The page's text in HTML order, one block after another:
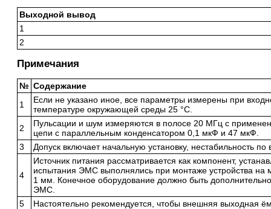
Выходной вывод
1
2
Примечания
№ Содержание
1
Если не указано иное, все параметры измерены при
температуре окружающей среды 25 °C.
2
Пульсации и шум измеряются в полосе 20 МГц с
цепи с параллельным конденсатором 0,1 мкФ и 47 мкФ.
3
Допуск включает начальную установку, нестабильность по
4
Источник питания рассматривается как компонент,
испытания ЭМС выполнялись при монтаже устройства
1 мм. Конечное оборудование должно быть
ЭМС.
5
Настоятельно рекомендуется, чтобы внешняя выходная